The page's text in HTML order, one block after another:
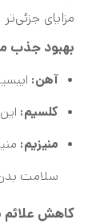
مزایای
بهبود جذب
آهن:
کلسیم:
منیزیم:
سلامت
کاهش علائم